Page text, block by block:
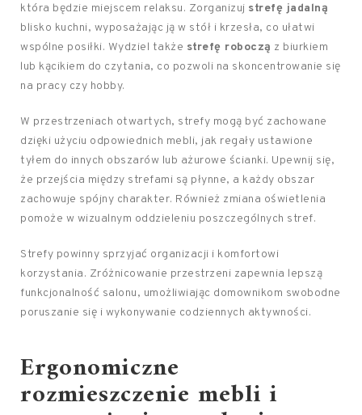
która będzie miejscem relaksu. Zorganizuj strefę jadalną
blisko kuchni, wyposażając ją w stół i krzesła, co ułatwi
wspólne posiłki. Wydziel także strefę roboczą z biurkiem
lub kącikiem do czytania, co pozwoli na skoncentrowanie się
na pracy czy hobby.
W przestrzeniach otwartych, strefy mogą być zachowane
dzięki użyciu odpowiednich mebli, jak regały ustawione
tyłem do innych obszarów lub ażurowe ścianki. Upewnij się,
że przejścia między strefami są płynne, a każdy obszar
zachowuje spójny charakter. Również zmiana oświetlenia
pomoże w wizualnym oddzieleniu poszczególnych stref.
Strefy powinny sprzyjać organizacji i komfortowi
korzystania. Zróżnicowanie przestrzeni zapewnia lepszą
funkcjonalność salonu, umożliwiając domownikom swobodne
poruszanie się i wykonywanie codziennych aktywności.
Ergonomiczne
rozmieszczenie mebli i